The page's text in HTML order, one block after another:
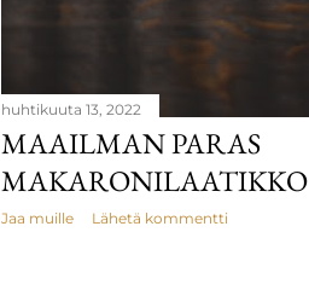
huhtikuuta 13, 2022
MAAILMAN PARAS
MAKARONILAATIKKO
Jaa muille Lähetä kommentti